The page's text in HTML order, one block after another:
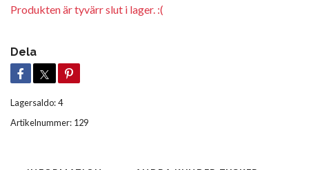
Produkten är tyvärr slut i lager. :(
Dela
Lagersaldo:4
Artikelnummer: 129